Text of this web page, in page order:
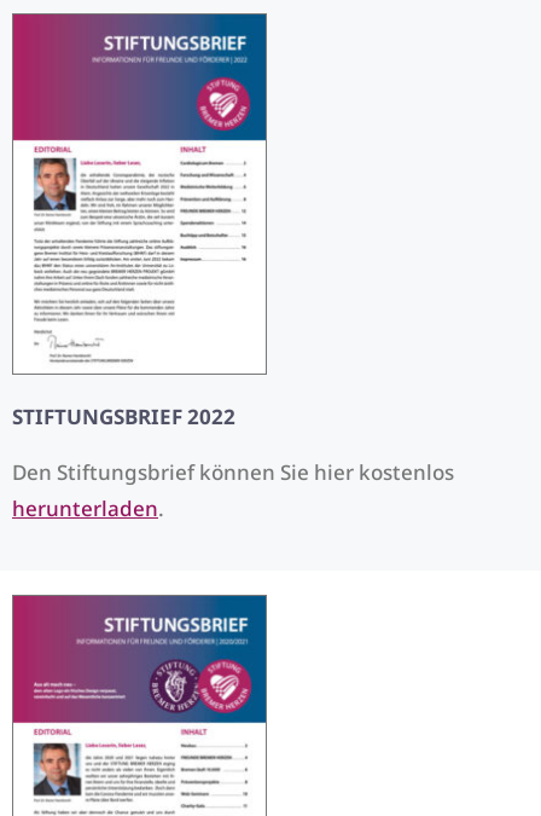
STIFTUNGSBRIEF 2022
Den Stiftungsbrief können Sie hier kostenlos
herunterladen.